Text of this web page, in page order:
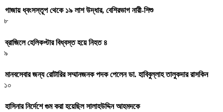
গাজায় ধ্বংসস্তূপ থেকে ১৯ লাশ উদ্ধার, বেশিরভাগ নারী-শিশু
৮
ব্রাজিলে হেলিকপ্টার বিধ্বস্ত হয়ে নিহত ৪
৯
মানবসেবার জন্য রোটারির সম্মানজনক পদক পেলেন ডা. হাবিবুল্লাহ তালুকদার রাসকিন
১০
হাসিনার নির্দেশে গুম করা হয়েছিল সালাহউদ্দিন আহমদকে